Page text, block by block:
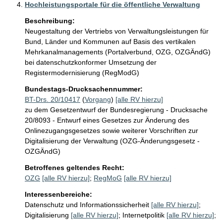
Hochleistungsportale für die öffentliche Verwaltung
Beschreibung:
Neugestaltung der Vertriebs von Verwaltungsleistungen für
Bund, Länder und Kommunen auf Basis des vertikalen
Mehrkanalmanagements (Portalverbund, OZG, OZGÄndG)
bei datenschutzkonformer Umsetzung der
Bundestags-Drucksachennummer:
BT-Drs. 20/10417 (Vorgang) [alle RV hierzu]
zu dem Gesetzentwurf der Bundesregierung - Drucksache
20/8093 - Entwurf eines Gesetzes zur Änderung des
Onlinezugangsgesetzes sowie weiterer Vorschriften zur
Digitalisierung der Verwaltung (OZG-Änderungsgesetz -
OZGÄndG)
Betroffenes geltendes Recht:
OZG [alle RV hierzu]; RegMoG [alle RV hierzu]
Interessenbereiche:
Datenschutz und Informationssicherheit [alle RV hierzu];
Digitalisierung [alle RV hierzu]; Internetpolitik [alle RV hierzu];